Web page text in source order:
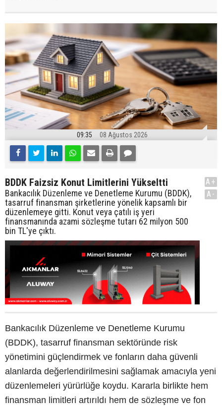
09:35 08 Ağustos 2026
BDDK Faizsiz Konut Limitlerini Yükseltti
Bankacılık Düzenleme ve Denetleme Kurumu (BDDK),
tasarruf finansman şirketlerine yönelik kapsamlı bir
düzenlemeye gitti. Konut veya çatılı iş yeri
finansmanında azami sözleşme tutarı 62 milyon 500
bin TL'ye çıktı.
A+
A-
Bankacılık Düzenleme ve Denetleme Kurumu
(BDDK), tasarruf finansman sektöründe risk
yönetimini güçlendirmek ve fonların daha güvenli
alanlarda değerlendirilmesini sağlamak amacıyla yeni
düzenlemeleri yürürlüğe koydu. Kararla birlikte hem
finansman limitleri artırıldı hem de sözleşme ve fon